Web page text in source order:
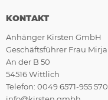
KONTAKT
Anhänger Kirsten GmbH
Geschäftsführer Frau
An der B 50
54516 Wittlich
Telefon: 0049 6571-955 570